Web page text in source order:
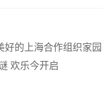
的上海合作组织家园
欢乐今开启